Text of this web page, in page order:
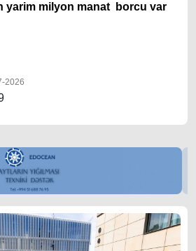
yarim milyon manat borcu var
2026